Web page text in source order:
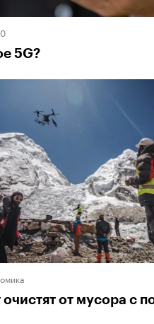
5G?
очистят от мусора с